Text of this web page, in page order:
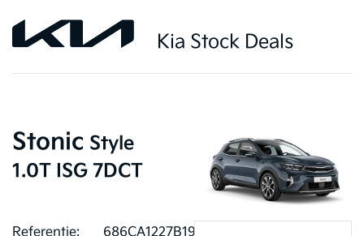
Kia Stock Deals
Stonic Style
1.0T ISG 7DCT
Referentie:
686CA1227B19F